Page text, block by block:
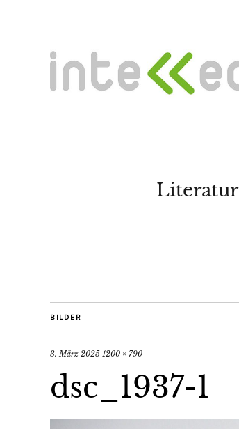
Literatur
BILDER
3. März 2025 1200 × 790
dsc_1937-1